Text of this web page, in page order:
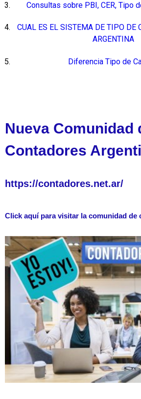
Consultas sobre PBI, CER, Tipo
CUAL ES EL SISTEMA DE TIPO DE
ARGENTINA
Diferencia Tipo de
Nueva Comunidad
Contadores
https://contadores.net.ar/
Click aquí para visitar la comunidad de